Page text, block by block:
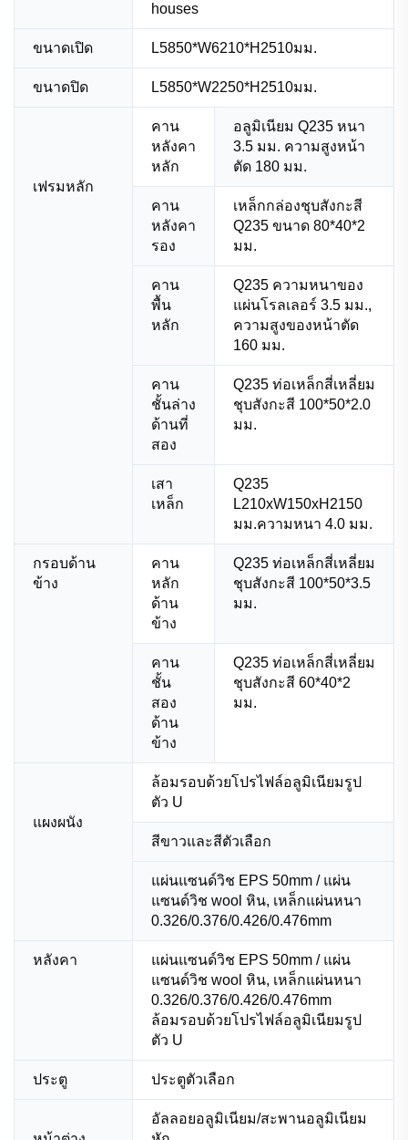
houses
ขนาดเปิด L5850*W6210*H2510มม.
ขนาดปิด L5850*W2250*H2510มม.
เฟรมหลัก
คาน
หลังคา
หลัก
อลูมิเนียม Q235 หนา
3.5 มม. ความสูงหน้า
ตัด 180 มม.
คาน
หลังคา
รอง
เหล็กกล่องชุบสังกะสี
Q235 ขนาด 80*40*2
มม.
คาน
พื้น
หลัก
Q235 ความหนาของ
แผ่นโรลเลอร์ 3.5 มม.,
ความสูงของหน้าตัด
160 มม.
คาน
ชั้นล่าง
ด้านที่
สอง
Q235 ท่อเหล็กสี่เหลี่ยม
ชุบสังกะสี 100*50*2.0
มม.
เสา
เหล็ก
Q235
L210xW150xH2150
มม.ความหนา 4.0 มม.
กรอบด้าน
ข้าง
คาน
หลัก
ด้าน
ข้าง
Q235 ท่อเหล็กสี่เหลี่ยม
ชุบสังกะสี 100*50*3.5
มม.
คาน
ชั้น
สอง
ด้าน
ข้าง
Q235 ท่อเหล็กสี่เหลี่ยม
ชุบสังกะสี 60*40*2
มม.
แผงผนัง
ล้อมรอบด้วยโปรไฟล์อลูมิเนียมรูป
ตัว U
สีขาวและสีตัวเลือก
แผ่นแซนด์วิช EPS 50mm / แผ่น
แซนด์วิช wool หิน, เหล็กแผ่นหนา
0.326/0.376/0.426/0.476mm
หลังคา
แผ่นแซนด์วิช EPS 50mm / แผ่น
แซนด์วิช wool หิน, เหล็กแผ่นหนา
0.326/0.376/0.426/0.476mm
ล้อมรอบด้วยโปรไฟล์อลูมิเนียมรูป
ตัว U
ประตู ประตูตัวเลือก
อัลลอยอลูมิเนียม/สะพานอลูมิเนียม